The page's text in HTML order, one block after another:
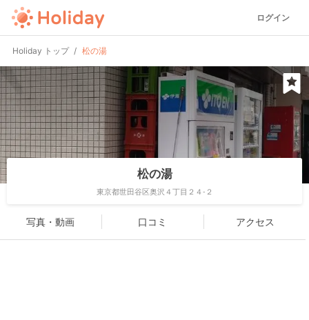
ログイン
Holiday トップ 松の湯
松の湯
東京都世田谷区奥沢４丁目２４-２
写真・動画 口コミ アクセス